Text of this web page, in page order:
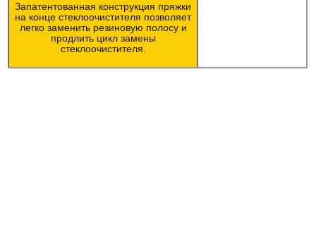
Запатентованная конструкция пряжки
на конце стеклоочистителя позволяет
легко заменить резиновую полосу и
продлить цикл замены
стеклоочистителя.